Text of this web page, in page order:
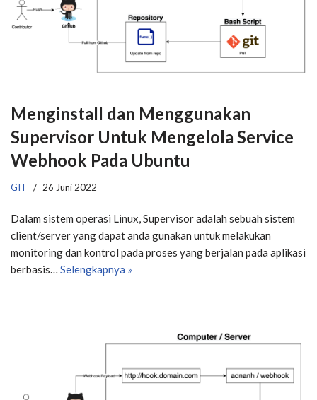
Menginstall dan Menggunakan
Supervisor Untuk Mengelola Service
Webhook Pada Ubuntu
GIT 26 Juni 2022
​Dalam sistem operasi Linux, Supervisor adalah sebuah sistem
client/server yang dapat anda gunakan untuk melakukan
monitoring dan kontrol pada proses yang berjalan pada aplikasi
berbasis… Selengkapnya »